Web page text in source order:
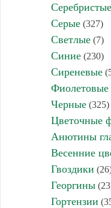
Серебристые
Серые(327)
Светлые(7)
Синие(230)
Сиреневые
Фиолетовые
Черные(325)
Цветочные
Анютины
Весенние
Гвоздики
Георгины
Гортензии